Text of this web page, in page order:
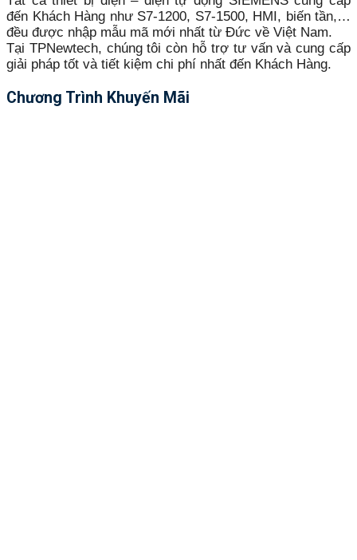
đến Khách Hàng như S7-1200, S7-1500, HMI, biến tần,…
đều được nhập mẫu mã mới nhất từ Đức về Việt Nam.
Tại TPNewtech, chúng tôi còn hỗ trợ tư vấn và cung cấp
giải pháp tốt và tiết kiệm chi phí nhất đến Khách Hàng.
Chương Trình Khuyến Mãi